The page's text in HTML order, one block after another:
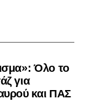
Φράγκος,
Κοκκίνης,
Σκόνδρας Α.,
Όλο το
για
και ΠΑΣ